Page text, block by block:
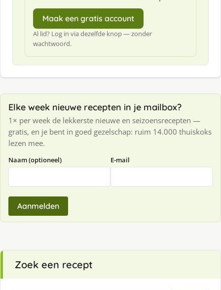
Maak een gratis account
Al lid? Log in via dezelfde knop — zonder
wachtwoord.
Elke week nieuwe recepten in je mailbox?
1× per week de lekkerste nieuwe en seizoensrecepten —
gratis, en je bent in goed gezelschap: ruim 14.000 thuiskoks
lezen mee.
Naam (optioneel) E-mail
Aanmelden
Zoek een recept